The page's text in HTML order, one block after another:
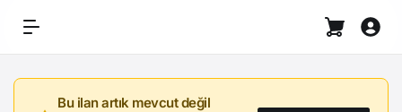
Bu ilan artık mevcut değil